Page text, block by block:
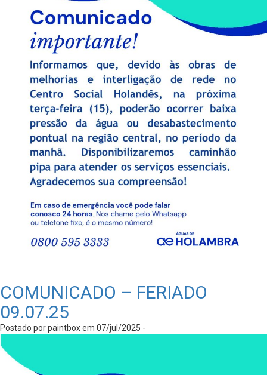
COMUNICADO – FERIADO
09.07.25
Postado por paintbox em 07/jul/2025 -